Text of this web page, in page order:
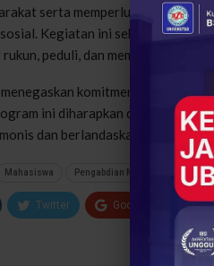
serta memperluas
Kegiatan ini sekaligus
peduli, dan memahami nilai
komitmennya dalam
ini diharapkan dapat
dan berlandaskan nilai
Mahasiswa Pengabdian Masyarakat
Twitter Google+